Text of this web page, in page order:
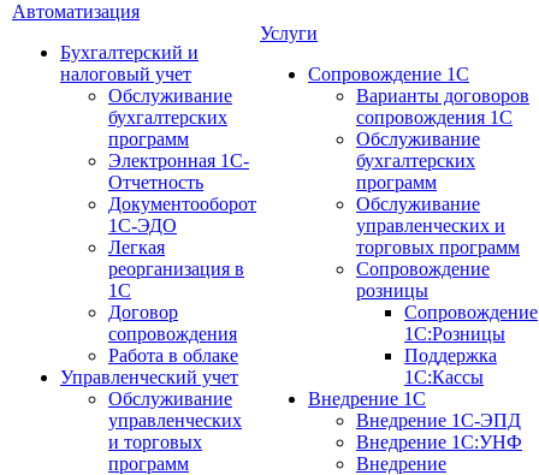
Автоматизация
Бухгалтерский и
налоговый учет
Обслуживание
бухгалтерских
программ
Электронная 1С-
Отчетность
Документооборот
1С-ЭДО
Легкая
реорганизация в
1С
Договор
сопровождения
Работа в облаке
Управленческий учет
Обслуживание
управленческих
и торговых
программ
Услуги
Сопровождение 1С
Варианты договоров
сопровождения 1С
Обслуживание
бухгалтерских
программ
Обслуживание
управленческих и
торговых программ
Сопровождение
розницы
Сопровождение
1С:Розницы
Поддержка
1С:Кассы
Внедрение 1С
Внедрение 1С-ЭПД
Внедрение 1С:УНФ
Внедрение